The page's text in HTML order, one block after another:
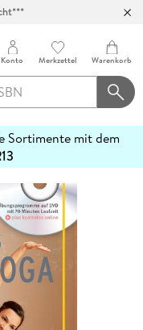
Konto Merkzettel Warenkorb
Sortimente mit dem